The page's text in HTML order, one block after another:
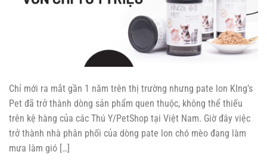
Chỉ mới ra mắt gần 1 năm trên thị trường nhưng pate lon KIng’s
Pet đã trở thành dòng sản phẩm quen thuộc, không thể thiếu
trên kệ hàng của các Thú Y/PetShop tại Việt Nam. Giờ đây việc
trở thành nhà phân phối của dòng pate lon chó mèo đang làm
mưa làm gió […]